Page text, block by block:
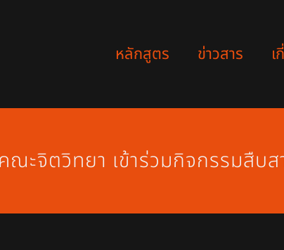
หลักสูตร ข่าวสาร
ะจิตวิทยา เข้าร่วมกิจกรรมสืบ